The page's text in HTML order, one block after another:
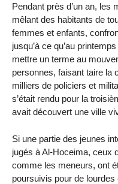
Pendant près d’un an, les
mêlant des habitants de
femmes et enfants,
jusqu’à ce qu’au
mettre un terme au
personnes, faisant taire la
milliers de policiers et
s’était rendu pour la
avait découvert une ville
Si une partie des jeunes
jugés à Al-Hoceima, ceux
comme les meneurs, ont
poursuivis pour de